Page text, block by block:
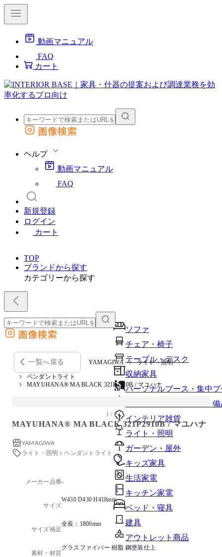
動画マニュアル
FAQ
カート
外部サイトの商品をカートに追加
画像検索
ヘルプ
動画マニュアル
FAQ
新規登録
ログイン
カート
TOP
ブランドから探す
カテゴリーから探す
ソファ
チェア・椅子
テーブル・デスク
収納家具
パーソナルブース・集中
オフィスアクセサリー・
インテリア雑貨
ライト・照明
ガーデン・屋外
キッズ家具
生活家電
キッチン家電
ベッド・寝具
建具
アウトレット商品
外部サイトの商品をカートに追加
他のサイトで見つけた商品ページのURLを貼り付けて、カートに追加できます
画像検索
一覧へ戻る YAMAGIWA ライト・照明
ペンダントライト
MAYUHANA® MA BLACK 321P2910B / マユハナ
1 / 1
MAYUHANA® MA BLACK 321P2910B / マユハナ
YAMAGIWA
ライト・照明
ペンダントライト
メーカー品番-
サイズ
W430 D430 H418mm
サイズ補足
全長：1800mm
素材・材質
グラスファイバー 樹脂 鋼塗装仕上